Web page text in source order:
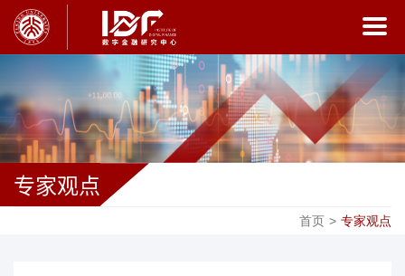
专家观点
首页 > 专家观点